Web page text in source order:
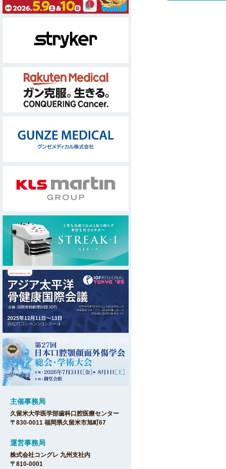
主催事務局
久留米大学医学部歯科口腔医療センター
〒830-0011 福岡県久留米市旭町67
運営事務局
株式会社コングレ 九州支社内
〒810-0001